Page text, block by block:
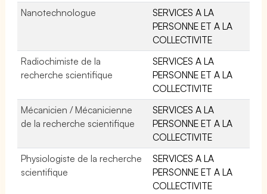
Nanotechnologue
SERVICES A LA
PERSONNE ET A LA
COLLECTIVITE
Radiochimiste de la
recherche scientifique
SERVICES A LA
PERSONNE ET A LA
COLLECTIVITE
Mécanicien / Mécanicienne
de la recherche scientifique
SERVICES A LA
PERSONNE ET A LA
COLLECTIVITE
Physiologiste de la recherche
scientifique
SERVICES A LA
PERSONNE ET A LA
COLLECTIVITE